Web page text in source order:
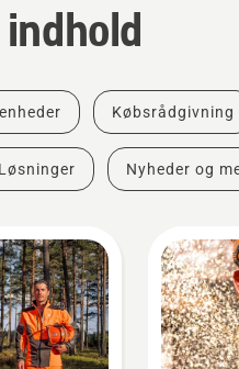
Købsrådgivning
Løsninger Nyheder og